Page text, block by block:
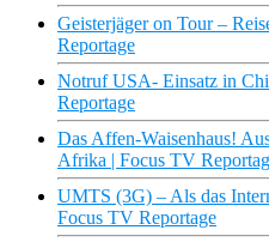
Geisterjäger on Tour –
Reportage
Notruf USA- Einsatz in
Reportage
Das Affen-Waisenhaus!
Afrika | Focus TV
UMTS (3G) – Als das
Focus TV Reportage